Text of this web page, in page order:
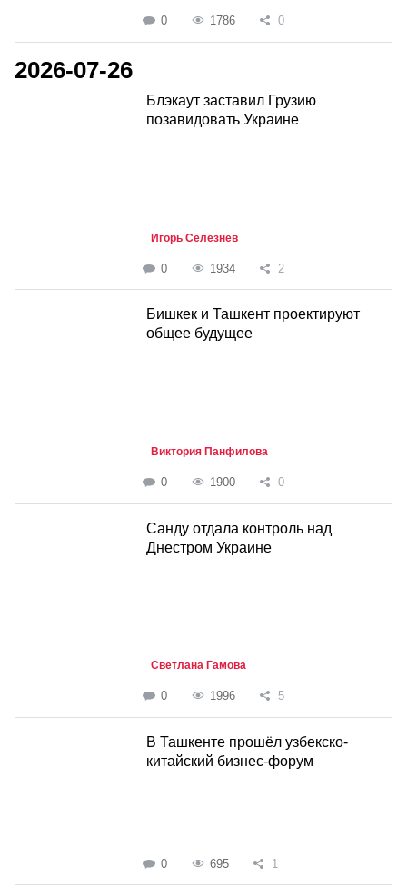
0 1786 0
2026-07-26
Блэкаут заставил Грузию
позавидовать Украине
Игорь Селезнёв
0 1934 2
Бишкек и Ташкент проектируют
общее будущее
Виктория Панфилова
0 1900 0
Санду отдала контроль над
Днестром Украине
Светлана Гамова
0 1996 5
В Ташкенте прошёл узбекско-
китайский бизнес-форум
0 695 1